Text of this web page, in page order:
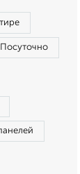
Посуточно